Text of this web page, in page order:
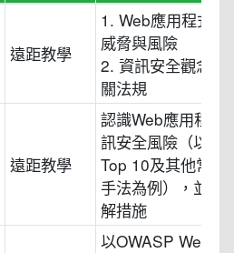
遠距教學
1. Web應用程式的
威脅與風險
2. 資訊安全觀念及
關法規
遠距教學
認識Web應用程式
訊安全風險（以
Top 10及其他常見
手法為例），並認
解措施
以OWASP